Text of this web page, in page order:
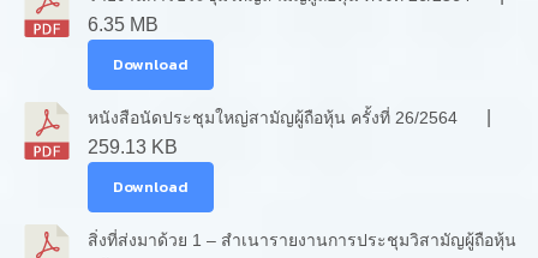
6.35 MB
Download
หนังสือนัดประชุมใหญ่สามัญผู้ถือหุ้น ครั้งที่ 26/2564
259.13 KB
Download
สิ่งที่ส่งมาด้วย 1 – สำเนารายงานการประชุมวิสามัญผู้ถือหุ้น